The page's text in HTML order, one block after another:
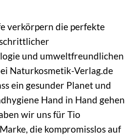
verkörpern die perfekte
und umweltfreundlichen
Naturkosmetik-Verlag.de
ein gesunder Planet und
Hand in Hand gehen
wir uns für Tio
die kompromisslos auf